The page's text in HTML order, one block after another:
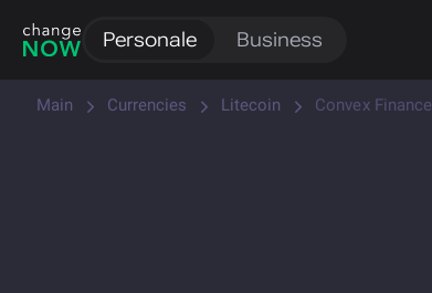
Personale Business
Main Currencies Litecoin Convex Finance